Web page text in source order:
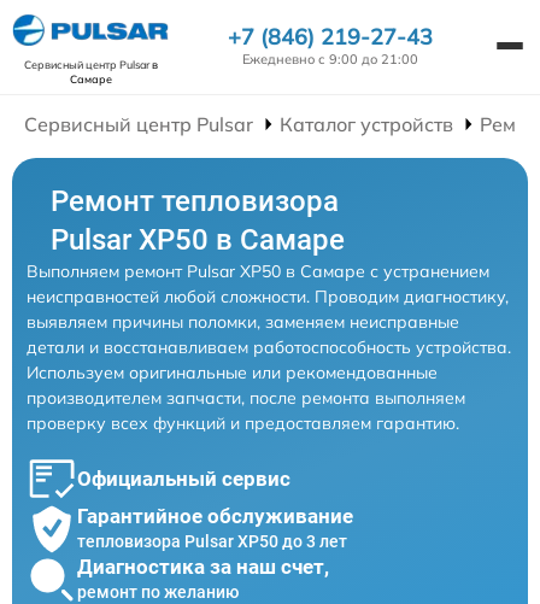
Сервисный центр Pulsarв
Самаре
+7 (846) 219-27-43
Ежедневно с 9:00 до 21:00
Сервисный центр Pulsar Каталог устройств
Ремонт тепловизора
Pulsar XP50 в Самаре
Выполняем ремонт Pulsar XP50 в Самаре с устранением
неисправностей любой сложности. Проводим диагностику,
выявляем причины поломки, заменяем неисправные
детали и восстанавливаем работоспособность устройства.
Используем оригинальные или рекомендованные
производителем запчасти, после ремонта выполняем
проверку всех функций и предоставляем гарантию.
Официальный сервис
Гарантийное обслуживание
тепловизора Pulsar XP50 до 3 лет
Диагностика за наш счет,
ремонт по желанию